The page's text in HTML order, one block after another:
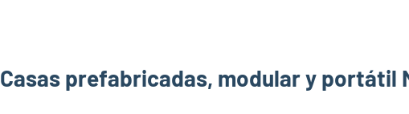
Casas prefabricadas, modular y portátil